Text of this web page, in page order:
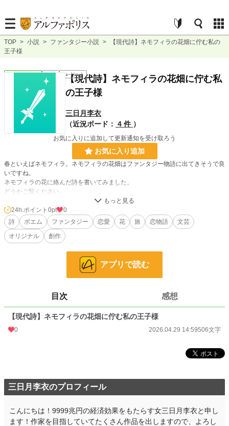
TOP > 小説 > ファンタジー小説 >
【現代詩】ネモフィラの花畑に佇む私の
王子様
ファンタジー 完結 ｼｮｰﾄｼｮｰﾄ
【現代詩】ネモフィラの花畑に佇む私
の王子様
三日月李衣
（近況ボード： 4 件 ）
お気に入りに追加して更新通知を受け取ろう
お気に入り追加
春といえばネモフィラ。ネモフィラの花畑はファンタジー物語に出てきそうで良
いですね。
ネモフィラの花に絡んだ詩を書いてみました。
どうかご覧ください。
小説 228,850 位 / 228,850 件
ファンタジー 53,334 位 / 53,334 件
初回公開日時 2026.04.29 14:59
年間ポイント 433 pt (106,736 位)
累計ポイント 433 pt (221,660 位)
24h.ポイント 0pt
0
詩
ポエム ファンタジー 恋愛 花 旅 恋物語
文芸
オリジナル
創作
アプリで読む
目次 感想
【現代詩】ネモフィラの花畑に佇む私の王子様
0 2026.04.29 14:59506文字
三日月李衣のプロフィール
こんにちは！9999兆円の経済効果をもたらす女三日月李衣と申し
ます！作家を目指していてたくさん作品を出しますので、よろし